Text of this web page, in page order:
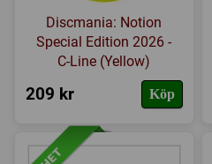
Discmania: Notion
Special Edition 2026 -
C-Line (Yellow)
209 kr Köp